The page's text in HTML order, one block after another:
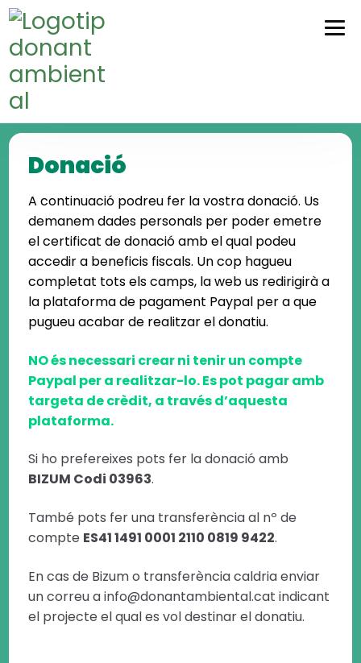
Skip
to
navigation
Skip
to
content
Donació
A continuació podreu fer la vostra donació. Us
demanem dades personals per poder emetre
el certificat de donació amb el qual podeu
accedir a beneficis fiscals. Un cop hagueu
completat tots els camps, la web us redirigirà a
la plataforma de pagament Paypal per a que
pugueu acabar de realitzar el donatiu.
NO és necessari crear ni tenir un compte
Paypal per a realitzar-lo. Es pot pagar amb
targeta de crèdit, a través d’aquesta
plataforma.
Si ho prefereixes pots fer la donació amb
BIZUM Codi 03963.
També pots fer una transferència al nº de
compte ES41 1491 0001 2110 0819 9422.
En cas de Bizum o transferència caldria enviar
un correu a info@donantambiental.cat indicant
el projecte el qual es vol destinar el donatiu.